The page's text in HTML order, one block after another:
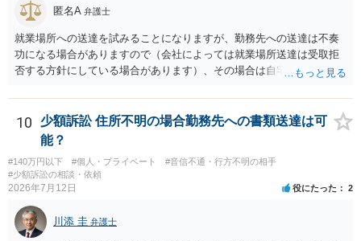
匿名A 弁護士
就業場所への送達を試みることになりますが、勤務先への送達は不奏
功になる場合がありますので（会社によっては就業場所送達は受取拒
否する方針にしている場合があります）、その場合は自宅の住所調査
10
少額訴訟 住所不明の場合勤務先への書類送達は可
能？
#140万円以下 #個人・プライベート
#音信不通・行方不明の相手
#少額訴訟の相談・依頼
2026年7月12日 役にたった 2
川添 圭 弁護士